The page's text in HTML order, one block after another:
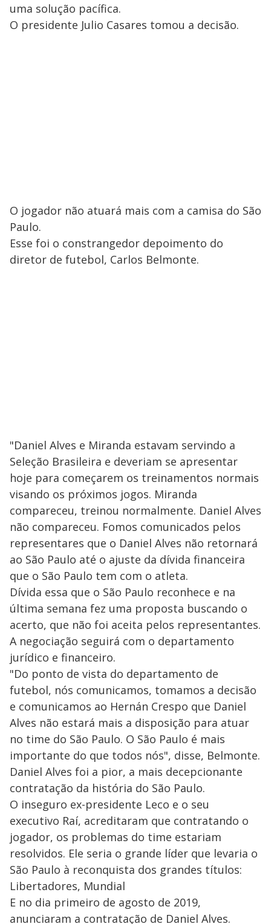
uma solução pacífica.
O presidente Julio Casares tomou a decisão.
O jogador não atuará mais com a camisa do São
Paulo.
Esse foi o constrangedor depoimento do
diretor de futebol, Carlos Belmonte.
"Daniel Alves e Miranda estavam servindo a
Seleção Brasileira e deveriam se apresentar
hoje para começarem os treinamentos normais
visando os próximos jogos. Miranda
compareceu, treinou normalmente. Daniel Alves
não compareceu. Fomos comunicados pelos
representares que o Daniel Alves não retornará
ao São Paulo até o ajuste da dívida financeira
que o São Paulo tem com o atleta.
Dívida essa que o São Paulo reconhece e na
última semana fez uma proposta buscando o
acerto, que não foi aceita pelos representantes.
A negociação seguirá com o departamento
jurídico e financeiro.
"Do ponto de vista do departamento de
futebol, nós comunicamos, tomamos a decisão
e comunicamos ao Hernán Crespo que Daniel
Alves não estará mais a disposição para atuar
no time do São Paulo. O São Paulo é mais
importante do que todos nós", disse, Belmonte.
Daniel Alves foi a pior, a mais decepcionante
contratação da história do São Paulo.
O inseguro ex-presidente Leco e o seu
executivo Raí, acreditaram que contratando o
jogador, os problemas do time estariam
resolvidos. Ele seria o grande líder que levaria o
São Paulo à reconquista dos grandes títulos:
Libertadores, Mundial
E no dia primeiro de agosto de 2019,
anunciaram a contratação de Daniel Alves.